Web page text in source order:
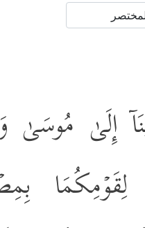
إِلَىٰ مُوسَىٰ
لِقَوۡمِكُمَا